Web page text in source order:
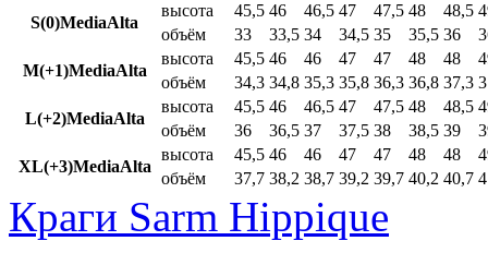
S(0)MediaAlta
высота 45,5 46 46,5 47 47,5 48 48,5
объём
33 33,5 34 34,5 35 35,5 36
M(+1)MediaAlta
высота 45,5 46 46 47 47 48 48
объём
34,3 34,8 35,3 35,8 36,3 36,8 37,3
L(+2)MediaAlta
высота 45,5 46 46,5 47 47,5 48 48,5
объём
36 36,5 37 37,5 38 38,5 39
XL(+3)MediaAlta
высота 45,5 46 46 47 47 48 48
объём
37,7 38,2 38,7 39,2 39,7 40,2 40,7
Краги Sarm Hippique